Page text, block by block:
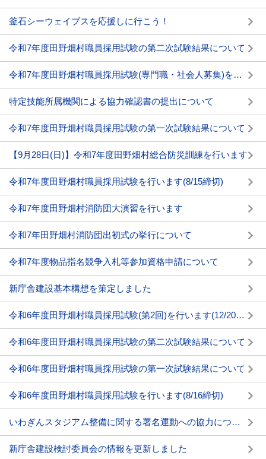
釜石シーウェイブスを応援しに行こう！
令和7年度田野畑村職員採用試験の第二次試験結果について
令和7年度田野畑村職員採用試験(専門職・社会人募集)を行います(11/4締切)
特定技能所属機関による協力確認書の提出について
令和7年度田野畑村職員採用試験の第一次試験結果について
【9月28日(日)】令和7年度田野畑村総合防災訓練を行います
令和7年度田野畑村職員採用試験を行います(8/15締切)
令和7年度田野畑村消防団大演習を行います
令和7年田野畑村消防団出初式の挙行について
令和7年度物品指名競争入札等参加資格申請について
新庁舎建設基本構想を策定しました
令和6年度田野畑村職員採用試験(第2回)を行います(12/20締切)
令和6年度田野畑村職員採用試験の第二次試験結果について
令和6年度田野畑村職員採用試験の第一次試験結果について
令和6年度田野畑村職員採用試験を行います(8/16締切)
いわぎんスタジアム整備に関する署名運動への協力について(7/24～7/31)
新庁舎建設検討委員会の情報を更新しました